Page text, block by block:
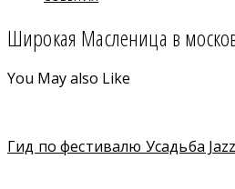
Широкая Масленица в
You May also Like
Гид по фестивалю Усадьба